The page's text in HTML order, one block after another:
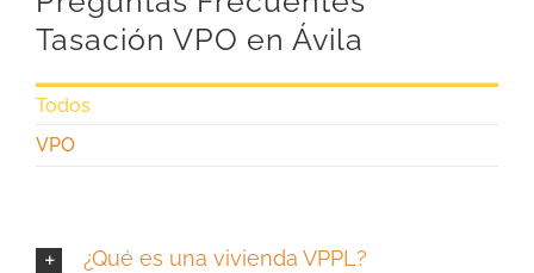
Tasación VPO en Ávila
Todos
VPO
¿Qué es una vivienda VPPL?